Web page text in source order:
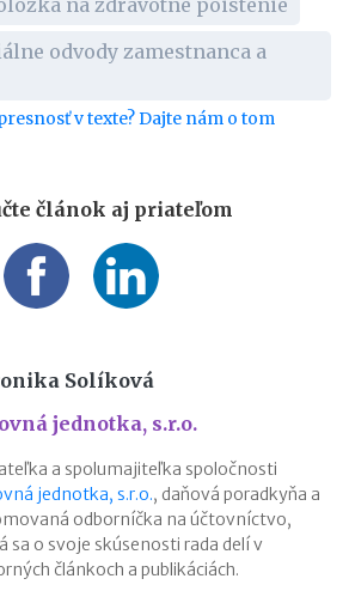
odvody zamestnanca a
v texte? Dajte nám o tom
článok aj priateľom
Solíková
jednotka, s.r.o.
a spolumajiteľka spoločnosti
jednotka, s.r.o., daňová poradkyňa a
odborníčka na účtovníctvo,
sa o svoje skúsenosti rada delí v
článkoch a publikáciách.